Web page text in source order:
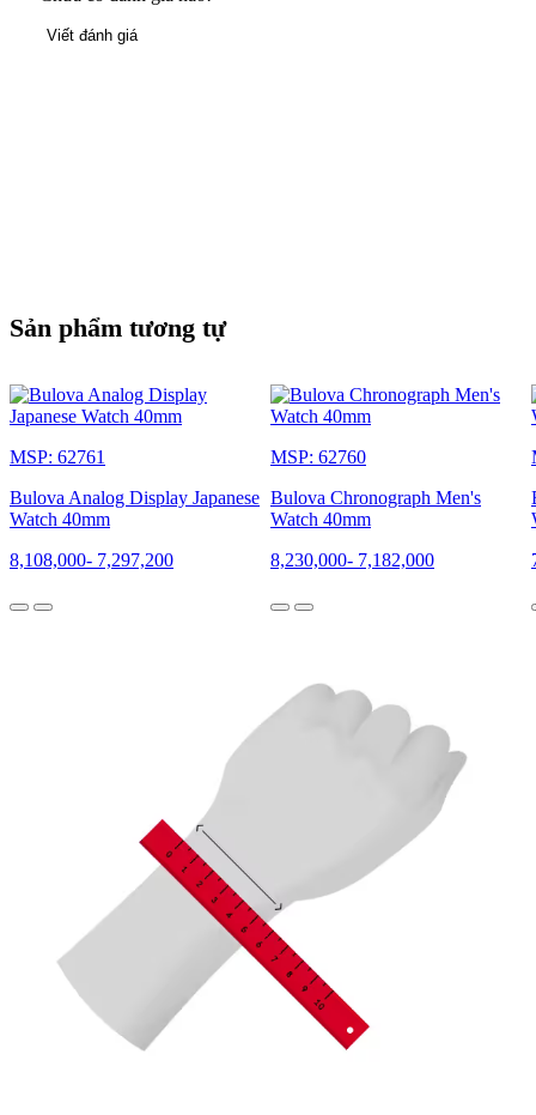
Viết đánh giá
Sản phẩm tương tự
MSP: 62761
Bulova Analog Display Japanese
Watch 40mm
8,108,000- 7,297,200
MSP: 62760
Bulova Chronograph Men's
Watch 40mm
8,230,000- 7,182,000